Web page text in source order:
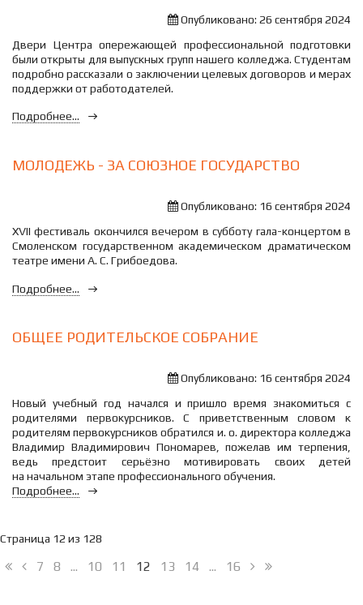
Опубликовано: 26 сентября 2024
Двери Центра опережающей профессиональной подготовки
были открыты для выпускных групп нашего колледжа. Студентам
подробно рассказали о заключении целевых договоров и мерах
поддержки от работодателей.
Подробнее...
МОЛОДЕЖЬ - ЗА СОЮЗНОЕ ГОСУДАРСТВО
Опубликовано: 16 сентября 2024
XVII фестиваль окончился вечером в субботу гала-концертом в
Смоленском государственном академическом драматическом
театре имени А. С. Грибоедова.
Подробнее...
ОБЩЕЕ РОДИТЕЛЬСКОЕ СОБРАНИЕ
Опубликовано: 16 сентября 2024
Новый учебный год начался и пришло время знакомиться с
родителями первокурсников. С приветственным словом к
родителям первокурсников обратился и. о. директора колледжа
Владимир Владимирович Пономарев, пожелав им терпения,
ведь предстоит серьёзно мотивировать своих детей
на начальном этапе профессионального обучения.
Подробнее...
Страница 12 из 128
7 8 ... 10 11 12 13 14 ... 16